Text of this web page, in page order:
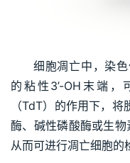
细胞凋亡中，染
的粘性3’-OH末端
（TdT）的作用下，
酶、碱性磷酸酶或生物
从而可进行凋亡细胞的